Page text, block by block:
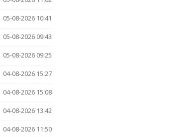
05-08-2026 10:41
05-08-2026 09:43
05-08-2026 09:25
04-08-2026 15:27
04-08-2026 15:08
04-08-2026 13:42
04-08-2026 11:50